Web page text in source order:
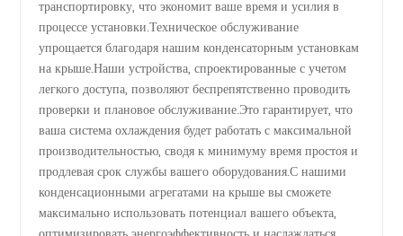
транспортировку, что экономит ваше время и усилия в
процессе установки.Техническое обслуживание
упрощается благодаря нашим конденсаторным установкам
на крыше.Наши устройства, спроектированные с учетом
легкого доступа, позволяют беспрепятственно проводить
проверки и плановое обслуживание.Это гарантирует, что
ваша система охлаждения будет работать с максимальной
производительностью, сводя к минимуму время простоя и
продлевая срок службы вашего оборудования.С нашими
конденсационными агрегатами на крыше вы сможете
максимально использовать потенциал вашего объекта,